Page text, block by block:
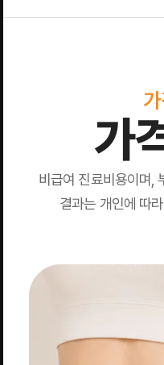
가
비급여 진료비용이며,
결과는 개인에 따